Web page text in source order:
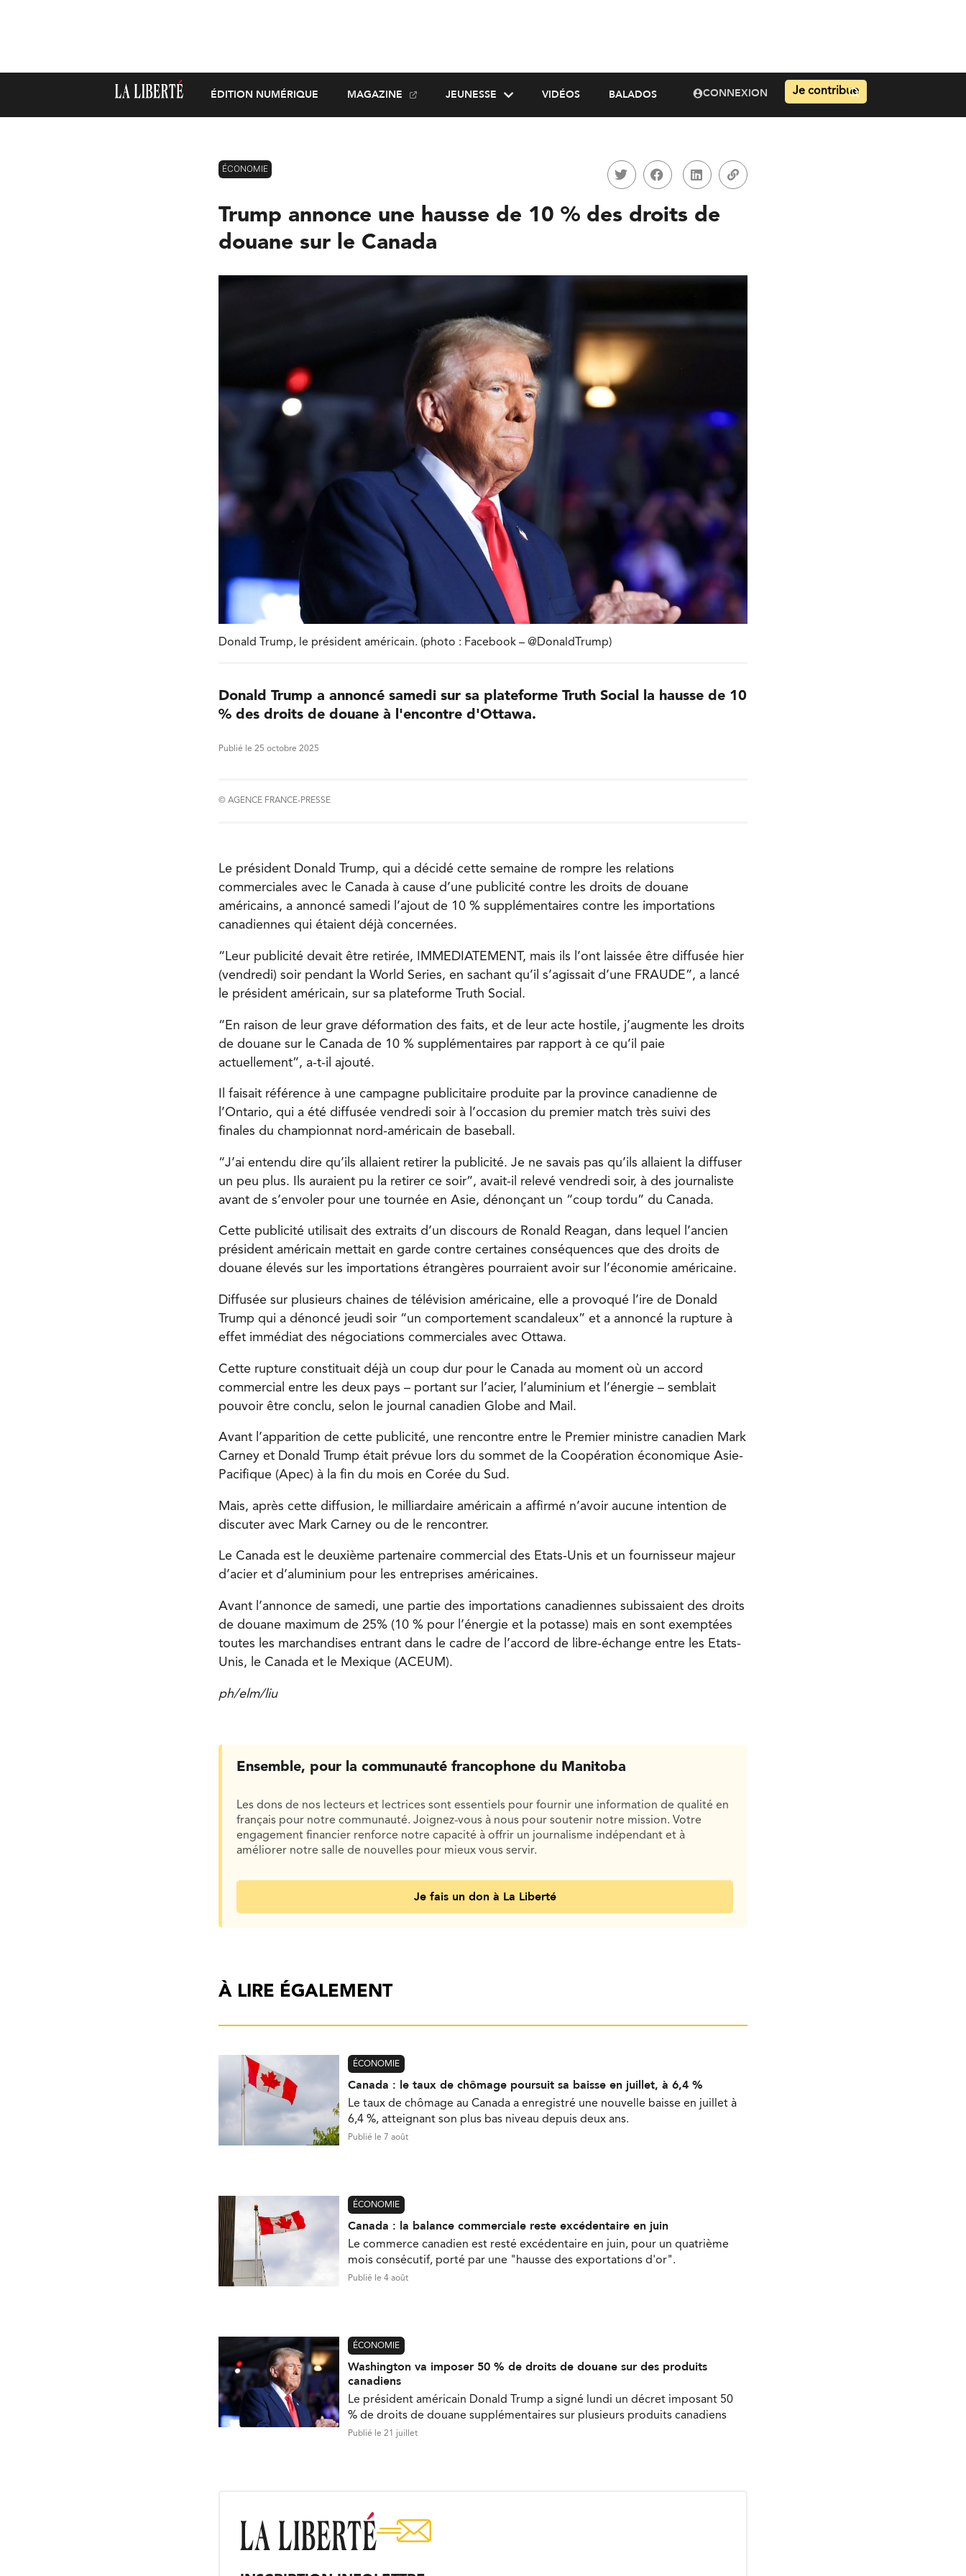
ÉDITION NUMÉRIQUE MAGAZINE JEUNESSE VIDÉOS BALADOS CONNEXION Je contribue
ÉCONOMIE
Trump annonce une hausse de 10 % des droits de
douane sur le Canada
Donald Trump, le président américain. (photo : Facebook – @DonaldTrump)
Donald Trump a annoncé samedi sur sa plateforme Truth Social la hausse de 10
% des droits de douane à l'encontre d'Ottawa.
Publié le 25 octobre 2025
© AGENCE FRANCE-PRESSE
Le président Donald Trump, qui a décidé cette semaine de rompre les relations
commerciales avec le Canada à cause d’une publicité contre les droits de douane
américains, a annoncé samedi l’ajout de 10 % supplémentaires contre les importations
canadiennes qui étaient déjà concernées.
“Leur publicité devait être retirée, IMMEDIATEMENT, mais ils l’ont laissée être diffusée hier
(vendredi) soir pendant la World Series, en sachant qu’il s’agissait d’une FRAUDE”, a lancé
le président américain, sur sa plateforme Truth Social.
“En raison de leur grave déformation des faits, et de leur acte hostile, j’augmente les droits
de douane sur le Canada de 10 % supplémentaires par rapport à ce qu’il paie
actuellement”, a-t-il ajouté.
Il faisait référence à une campagne publicitaire produite par la province canadienne de
l’Ontario, qui a été diffusée vendredi soir à l’occasion du premier match très suivi des
finales du championnat nord-américain de baseball.
“J’ai entendu dire qu’ils allaient retirer la publicité. Je ne savais pas qu’ils allaient la diffuser
un peu plus. Ils auraient pu la retirer ce soir”, avait-il relevé vendredi soir, à des journaliste
avant de s’envoler pour une tournée en Asie, dénonçant un “coup tordu” du Canada.
Cette publicité utilisait des extraits d’un discours de Ronald Reagan, dans lequel l’ancien
président américain mettait en garde contre certaines conséquences que des droits de
douane élevés sur les importations étrangères pourraient avoir sur l’économie américaine.
Diffusée sur plusieurs chaines de télévision américaine, elle a provoqué l’ire de Donald
Trump qui a dénoncé jeudi soir “un comportement scandaleux” et a annoncé la rupture à
effet immédiat des négociations commerciales avec Ottawa.
Cette rupture constituait déjà un coup dur pour le Canada au moment où un accord
commercial entre les deux pays – portant sur l’acier, l’aluminium et l’énergie – semblait
pouvoir être conclu, selon le journal canadien Globe and Mail.
Avant l’apparition de cette publicité, une rencontre entre le Premier ministre canadien Mark
Carney et Donald Trump était prévue lors du sommet de la Coopération économique Asie-
Pacifique (Apec) à la fin du mois en Corée du Sud.
Mais, après cette diffusion, le milliardaire américain a affirmé n’avoir aucune intention de
discuter avec Mark Carney ou de le rencontrer.
Le Canada est le deuxième partenaire commercial des Etats-Unis et un fournisseur majeur
d’acier et d’aluminium pour les entreprises américaines.
Avant l’annonce de samedi, une partie des importations canadiennes subissaient des droits
de douane maximum de 25% (10 % pour l’énergie et la potasse) mais en sont exemptées
toutes les marchandises entrant dans le cadre de l’accord de libre-échange entre les Etats-
Unis, le Canada et le Mexique (ACEUM).
ph/elm/liu
Ensemble, pour la communauté francophone du Manitoba
Les dons de nos lecteurs et lectrices sont essentiels pour fournir une information de qualité en
français pour notre communauté. Joignez-vous à nous pour soutenir notre mission. Votre
engagement financier renforce notre capacité à offrir un journalisme indépendant et à
améliorer notre salle de nouvelles pour mieux vous servir.
Je fais un don à La Liberté
À LIRE ÉGALEMENT
ÉCONOMIE
Canada : le taux de chômage poursuit sa baisse en juillet, à 6,4 %
Le taux de chômage au Canada a enregistré une nouvelle baisse en juillet à
6,4 %, atteignant son plus bas niveau depuis deux ans.
Publié le 7 août
ÉCONOMIE
Canada : la balance commerciale reste excédentaire en juin
Le commerce canadien est resté excédentaire en juin, pour un quatrième
mois consécutif, porté par une "hausse des exportations d'or".
Publié le 4 août
ÉCONOMIE
Washington va imposer 50 % de droits de douane sur des produits
canadiens
Le président américain Donald Trump a signé lundi un décret imposant 50
% de droits de douane supplémentaires sur plusieurs produits canadiens
Publié le 21 juillet